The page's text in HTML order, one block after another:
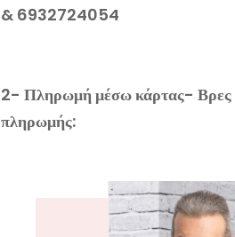
& 6932724054
2- Πληρωμή μέσω κάρτας- Βρες
πληρωμής: